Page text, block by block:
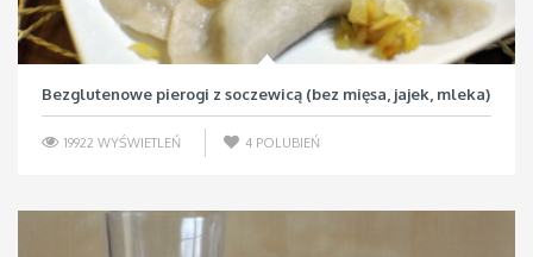
Bezglutenowe pierogi z soczewicą (bez mięsa, jajek, mleka)
19922 WYŚWIETLEŃ 4 POLUBIEŃ